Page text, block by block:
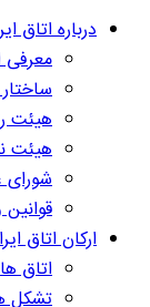
درباره اتاق
معرفی
هیئت
هیئت
شورای
ارکان اتاق
اتاق ها
تشکل